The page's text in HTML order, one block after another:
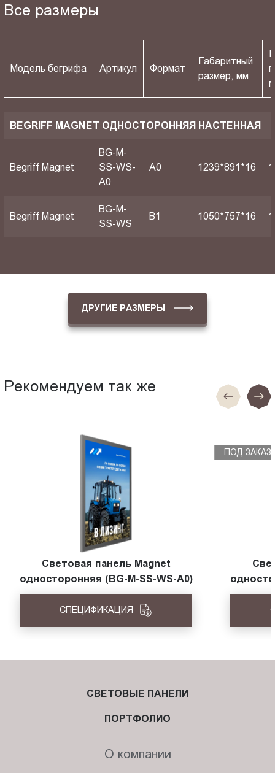
Все размеры
Модель бегрифа Артикул Формат
Габаритный
размер, мм
BEGRIFF MAGNET ОДНОСТОРОННЯЯ НАСТЕННАЯ
Begriff Magnet
BG-M-
SS-WS-
A0
A0 1239*891*16
Begriff Magnet
BG-M-
SS-WS
B1 1050*757*16
ДРУГИЕ РАЗМЕРЫ
Рекомендуем так же
Световая панель Magnet
односторонняя (BG-M-SS-WS-A0)
СПЕЦИФИКАЦИЯ
ПОД ЗАКАЗ
СВЕТОВЫЕ ПАНЕЛИ
ПОРТФОЛИО
О компании